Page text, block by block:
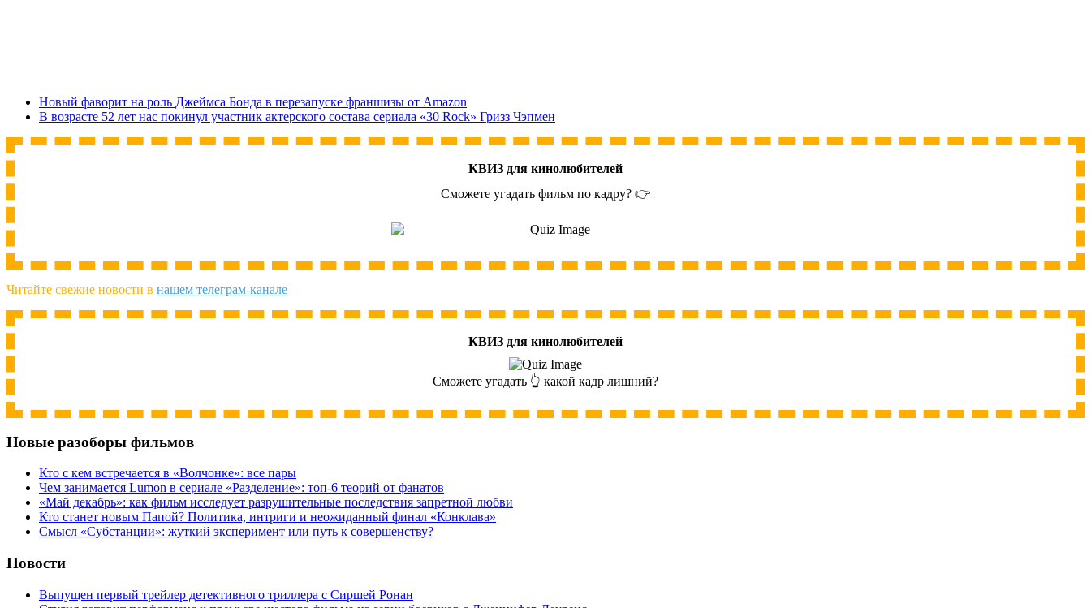
Новый фаворит на роль Джеймса Бонда в перезапуске франшизы от Amazon
В возрасте 52 лет нас покинул участник актерского состава сериала «30 Rock» Гризз Чэпмен
КВИЗ для кинолюбителей
Сможете угадать фильм по кадру? 👉
Читайте свежие новости в нашем телеграм-канале
КВИЗ для кинолюбителей
Сможете угадать 👆 какой кадр лишний?
Новые разоборы фильмов
Кто с кем встречается в «Волчонке»: все пары
Чем занимается Lumon в сериале «Разделение»: топ-6 теорий от фанатов
«Май декабрь»: как фильм исследует разрушительные последствия запретной любви
Кто станет новым Папой? Политика, интриги и неожиданный финал «Конклава»
Cмысл «Субстанции»: жуткий эксперимент или путь к совершенству?
Новости
Выпущен первый трейлер детективного триллера с Сиршей Ронан